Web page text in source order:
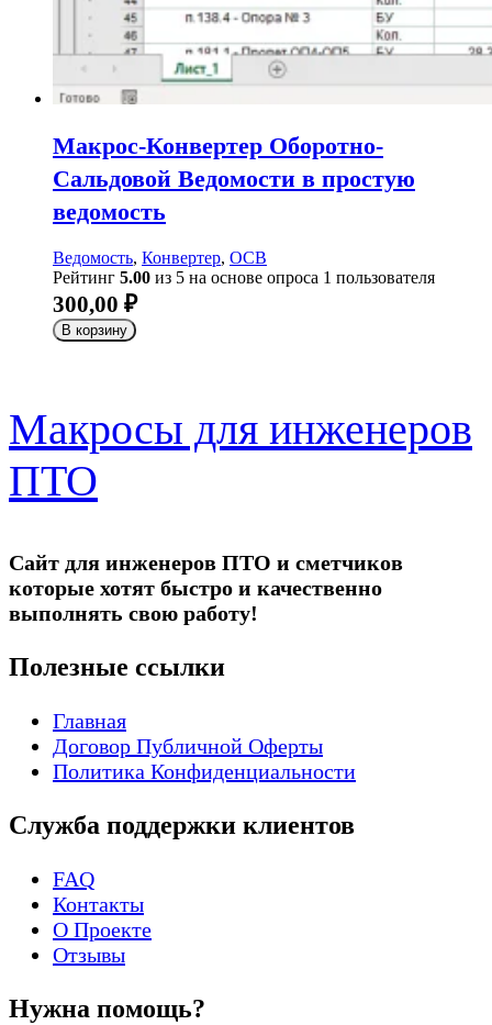
Макрос-Конвертер Оборотно-
Сальдовой Ведомости в простую
ведомость
Ведомость, Конвертер, ОСВ
Рейтинг 5.00 из 5 на основе опроса 1 пользователя
300,00 ₽
В корзину
Макросы для инженеров
ПТО
Сайт для инженеров ПТО и сметчиков
которые хотят быстро и качественно
выполнять свою работу!
Полезные ссылки
Главная
Договор Публичной Оферты
Политика Конфиденциальности
Служба поддержки клиентов
FAQ
Контакты
О Проекте
Отзывы
Нужна помощь?